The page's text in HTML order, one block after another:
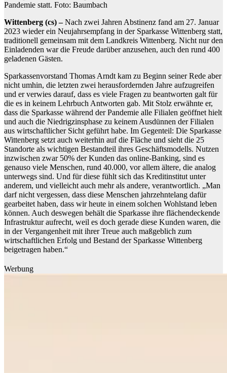
Pandemie statt. Foto: Baumbach
Wittenberg (cs) –Nach zwei Jahren Abstinenz fand am 27. Januar
2023 wieder ein Neujahrsempfang in der Sparkasse Wittenberg statt,
traditionell gemeinsam mit dem Landkreis Wittenberg. Nicht nur den
Einladenden war die Freude darüber anzusehen, auch den rund 400
geladenen Gästen.
Sparkassenvorstand Thomas Arndt kam zu Beginn seiner Rede aber
nicht umhin, die letzten zwei herausfordernden Jahre aufzugreifen
und er verwies darauf, dass es viele Fragen zu beantworten galt für
die es in keinem Lehrbuch Antworten gab. Mit Stolz erwähnte er,
dass die Sparkasse während der Pandemie alle Filialen geöffnet hielt
und auch die Niedrigzinsphase zu keinem Ausdünnen der Filialen
aus wirtschaftlicher Sicht geführt habe. Im Gegenteil: Die Sparkasse
Wittenberg setzt auch weiterhin auf die Fläche und sieht die 25
Standorte als wichtigen Bestandteil ihres Geschäftsmodells. Nutzen
inzwischen zwar 50% der Kunden das online-Banking, sind es
genauso viele Menschen, rund 40.000, vor allem ältere, die analog
unterwegs sind. Und für diese fühlt sich das Kreditinstitut unter
anderem, und vielleicht auch mehr als andere, verantwortlich. „Man
darf nicht vergessen, dass diese Menschen jahrzehntelang dafür
gearbeitet haben, dass wir heute in einem solchen Wohlstand leben
können. Auch deswegen behält die Sparkasse ihre flächendeckende
Infrastruktur aufrecht, weil es doch gerade diese Kunden waren, die
in der Vergangenheit mit ihrer Treue auch maßgeblich zum
wirtschaftlichen Erfolg und Bestand der Sparkasse Wittenberg
beigetragen haben.“
Werbung